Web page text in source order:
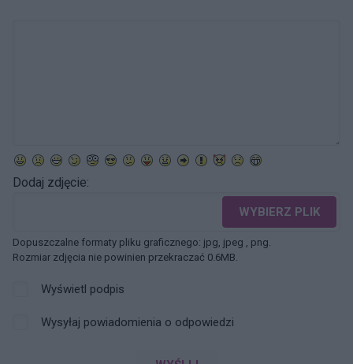
Dodaj zdjęcie:
WYBIERZ PLIK
Dopuszczalne formaty pliku graficznego: jpg, jpeg , png.
Rozmiar zdjęcia nie powinien przekraczać 0.6MB.
Wyświetl podpis
Wysyłaj powiadomienia o odpowiedzi